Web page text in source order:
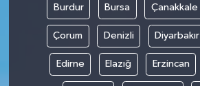
Burdur Bursa Çanakkale
Çorum Denizli Diyarbakır
Edirne Elazığ Erzincan